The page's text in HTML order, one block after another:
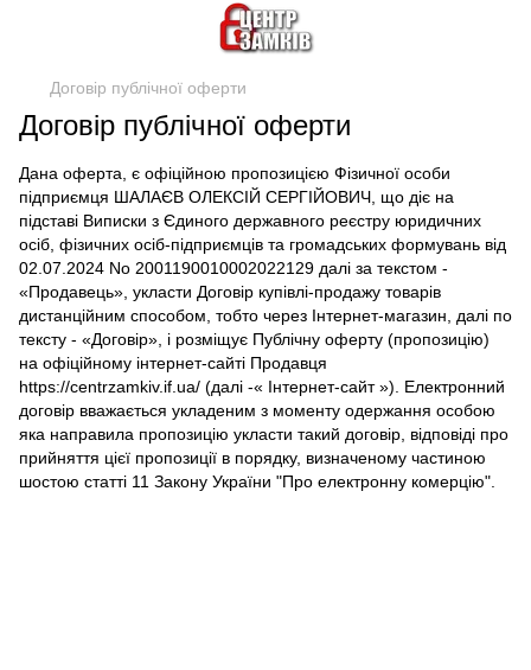
Договір публічної оферти
Договір публічної оферти
Дана оферта, є офіційною пропозицією Фізичної особи
підприємця ШАЛАЄВ ОЛЕКСІЙ СЕРГІЙОВИЧ , що діє на
підставі Виписки з Єдиного державного реєстру юридичних
осіб, фізичних осіб-підприємців та громадських формувань від
02.07.2024 No 2001190010002022129 далі за текстом -
«Продавець», укласти Договір купівлі-продажу товарів
дистанційним способом, тобто через Інтернет-магазин, далі по
тексту - «Договір», і розміщує Публічну оферту (пропозицію)
на офіційному інтернет-сайті Продавця
https://centrzamkiv.if.ua/ (далі -« Інтернет-сайт »). Електронний
договір вважається укладеним з моменту одержання особою
яка направила пропозицію укласти такий договір, відповіді про
прийняття цієї пропозиції в порядку, визначеному частиною
шостою статті 11 Закону України "Про електронну комерцію".